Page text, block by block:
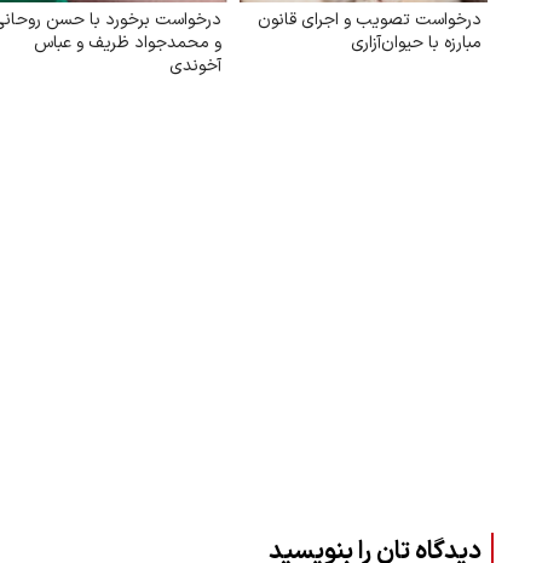
درخواست تصویب و اجرای قانون
مبارزه با حیوان‌آزاری
درخواست برخورد با حسن
و محمدجواد ظریف و عباس
آخوندی
دیدگاه تان را بنویسید